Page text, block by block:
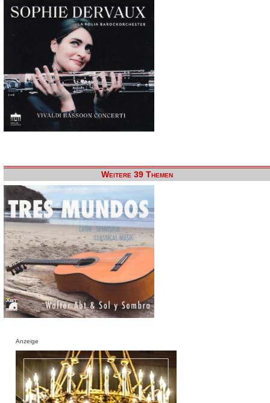
Weitere 39 Themen
Anzeige